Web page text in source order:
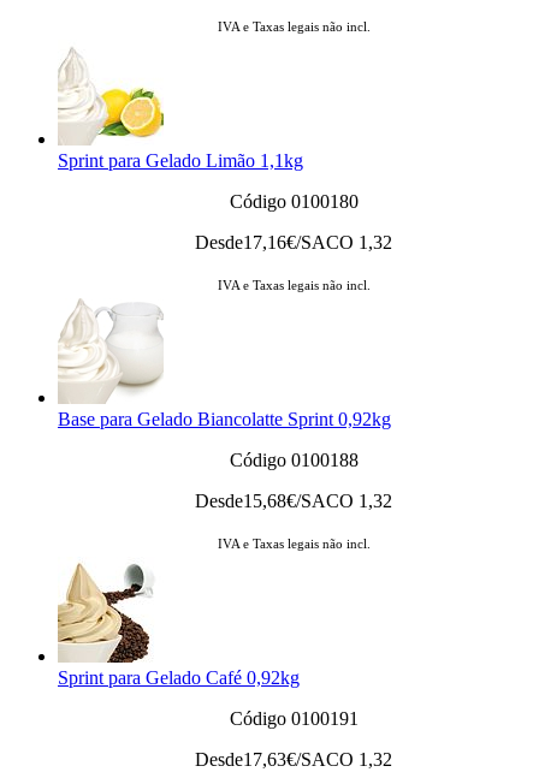
IVA e Taxas legais não incl.
Sprint para Gelado Limão 1,1kg
Código 0100180
Desde17,16€/SACO 1,32
IVA e Taxas legais não incl.
Base para Gelado Biancolatte Sprint 0,92kg
Código 0100188
Desde15,68€/SACO 1,32
IVA e Taxas legais não incl.
Sprint para Gelado Café 0,92kg
Código 0100191
Desde17,63€/SACO 1,32